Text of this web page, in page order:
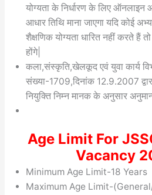
योग्यता के निर्धारण के लिए
आधार तिथि माना जाएगा यदि कोई
शैक्षणिक योग्यता धारित नहीं करते हैं
होंगे|
कला,संस्कृति,खेलकूद एवं युवा कार्य
संख्या-1709,दिनांक 12.9.2007
नियुक्ति निम्न मानक के अनुसार
Age Limit For
Vacancy
Minimum Age Limit-18 Years
Maximum Age Limit-